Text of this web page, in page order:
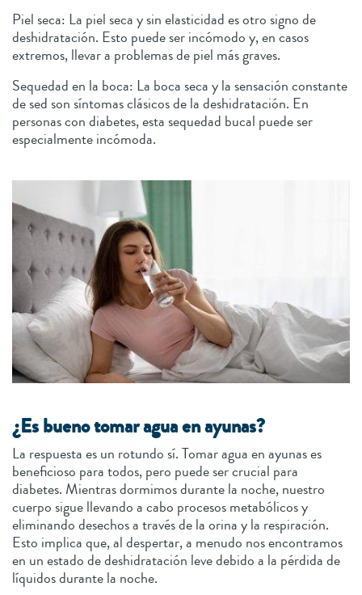
Piel seca: La piel seca y sin elasticidad es otro signo de
deshidratación. Esto puede ser incómodo y, en casos
extremos, llevar a problemas de piel más graves.
Sequedad en la boca: La boca seca y la sensación constante
de sed son síntomas clásicos de la deshidratación. En
personas con diabetes, esta sequedad bucal puede ser
especialmente incómoda.
¿Es bueno tomar agua en ayunas?
La respuesta es un rotundo sí. Tomar agua en ayunas es
beneficioso para todos, pero puede ser crucial para
diabetes. Mientras dormimos durante la noche, nuestro
cuerpo sigue llevando a cabo procesos metabólicos y
eliminando desechos a través de la orina y la respiración.
Esto implica que, al despertar, a menudo nos encontramos
en un estado de deshidratación leve debido a la pérdida de
líquidos durante la noche.